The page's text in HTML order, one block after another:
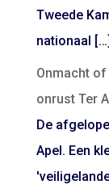
Tweede
nationaal […]
Onmacht
onrust Ter
De
Apel. Een